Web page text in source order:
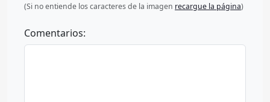
(Si no entiende los caracteres de la imagen recargue la página)
Comentarios: